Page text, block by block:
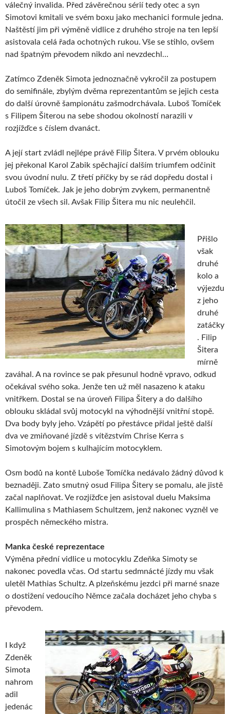
válečný invalida. Před závěrečnou sérií tedy otec a syn
Simotovi kmitali ve svém boxu jako mechanici formule jedna.
Naštěstí jim při výměně vidlice z druhého stroje na ten lepší
asistovala celá řada ochotných rukou. Vše se stihlo, ovšem
nad špatným převodem nikdo ani nevzdechl…
Zatímco Zdeněk Simota jednoznačně vykročil za postupem
do semifinále, zbylým dvěma reprezentantům se jejich cesta
do další úrovně šampionátu zašmodrchávala. Luboš Tomíček
s Filipem Šiterou na sebe shodou okolností narazili v
rozjížďce s číslem dvanáct.
A její start zvládl nejlépe právě Filip Šitera. V prvém oblouku
jej překonal Karol Zabik spěchající dalším triumfem odčinit
svou úvodní nulu. Z třetí příčky by se rád dopředu dostal i
Luboš Tomíček. Jak je jeho dobrým zvykem, permanentně
útočil ze všech sil. Avšak Filip Šitera mu nic neulehčil.
Přišlo
však
druhé
kolo a
výjezdu
z jeho
druhé
zatáčky
. Filip
Šitera
mírně
zaváhal. A na rovince se pak přesunul hodně vpravo, odkud
očekával svého soka. Jenže ten už měl nasazeno k ataku
vnitřkem. Dostal se na úroveň Filipa Šitery a do dalšího
oblouku skládal svůj motocykl na výhodnější vnitřní stopě.
Dva body byly jeho. Vzápětí po přestávce přidal ještě další
dva ve zmiňované jízdě s vítězstvím Chrise Kerra s
Simotovým bojem s kulhajícím motocyklem.
Osm bodů na kontě Luboše Tomíčka nedávalo žádný důvod k
beznaději. Zato smutný osud Filipa Šitery se pomalu, ale jistě
začal naplňovat. Ve rozjížďce jen asistoval duelu Maksima
Kallimulina s Mathiasem Schultzem, jenž nakonec vyzněl ve
prospěch německého mistra.
Manka české reprezentace
Výměna přední vidlice u motocyklu Zdeňka Simoty se
nakonec povedla včas. Od startu sedmnácté jízdy mu však
uletěl Mathias Schultz. A plzeňskému jezdci při marné snaze
o dostižení vedoucího Němce začala docházet jeho chyba s
převodem.
I když
Zdeněk
Simota
nahrom
adil
jedenác